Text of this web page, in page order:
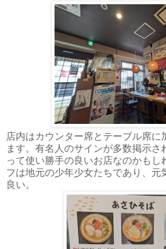
店内はカウンター席とテーブル席に
ます。有名人のサインが多数掲示さ
って使い勝手の良いお店なのかもし
フは地元の少年少女たちであり、元
良い。